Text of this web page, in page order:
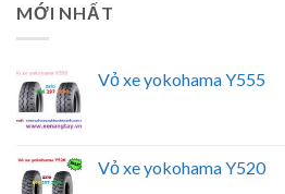
MỚI NHẤT
Vỏ xe yokohama Y555
Vỏ xe yokohama Y520